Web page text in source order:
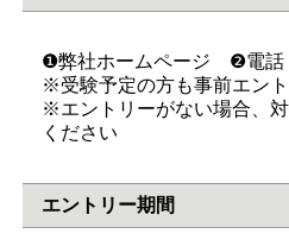
❶弊社ホームページ ❷電
※受験予定の方も事前エント
※エントリーがない場合、
ください
エントリー期間